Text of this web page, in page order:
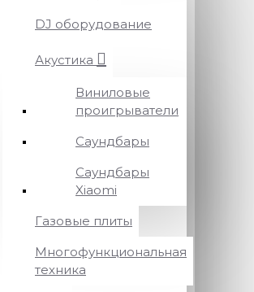
DJ оборудование
Акустика
Виниловые
проигрыватели
Саундбары
Саундбары
Xiaomi
Газовые плиты
Многофункциональная
техника